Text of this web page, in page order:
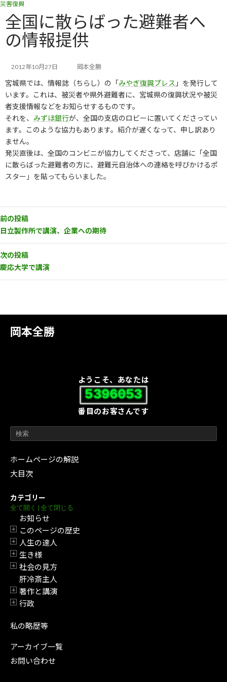
コ
ッ
プ
ナ
移
動
岡本全勝
ようこそ、あなたは
5396053
番目のお客さんです
ホームページの解説
大目次
カテゴリー
全て開く | 全て閉じる
お知らせ
開閉
このページの歴史
開閉
人生の達人
開閉
生き様
開閉
社会の見方
肝冷斎主人
開閉
著作と講演
開閉
行政
私の略歴等
アーカイブ一覧
お問い合わせ
災害復興
全国に散らばった避難者へ
の情報提供
2012年10月27日 岡本全勝
宮城県では、情報誌（ちらし）の「みやぎ復興プレス 」を発行して
います。これは、被災者や県外避難者に、宮城県の復興状況や被災
者支援情報などをお知らせするものです。
それを、 みずほ銀行が、全国の支店のロビーに置いてくださってい
ます。このような協力もあります。紹介が遅くなって、申し訳あり
ません。
発災直後は、全国のコンビニが協力してくださって、店舗に「全国
に散らばった避難者の方に、避難元自治体への連絡を呼びかけるポ
スター」を貼ってもらいました。
前の投稿
日立製作所で講演、企業への期待
次の投稿
慶応大学で講演